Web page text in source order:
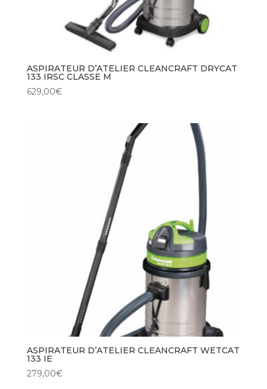
ASPIRATEUR D’ATELIER CLEANCRAFT DRYCAT
133 IRSC CLASSE M
629,00€
ASPIRATEUR D’ATELIER CLEANCRAFT WETCAT
133 IE
279,00€